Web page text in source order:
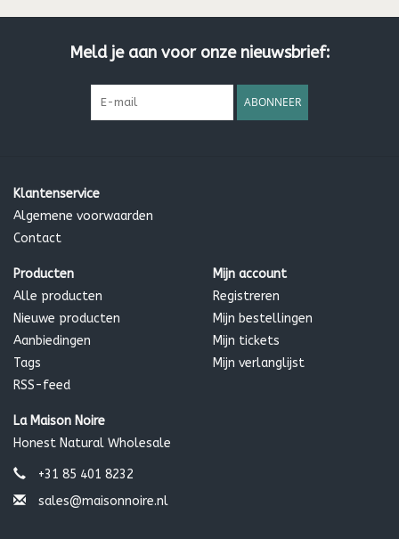
Meld je aan voor onze nieuwsbrief:
ABONNEER
Klantenservice
Algemene voorwaarden
Contact
Producten
Alle producten
Nieuwe producten
Aanbiedingen
Tags
RSS-feed
Mijn account
Registreren
Mijn bestellingen
Mijn tickets
Mijn verlanglijst
La Maison Noire
Honest Natural Wholesale
+31 85 401 8232
sales@maisonnoire.nl